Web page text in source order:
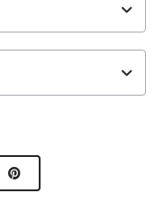
de Autores